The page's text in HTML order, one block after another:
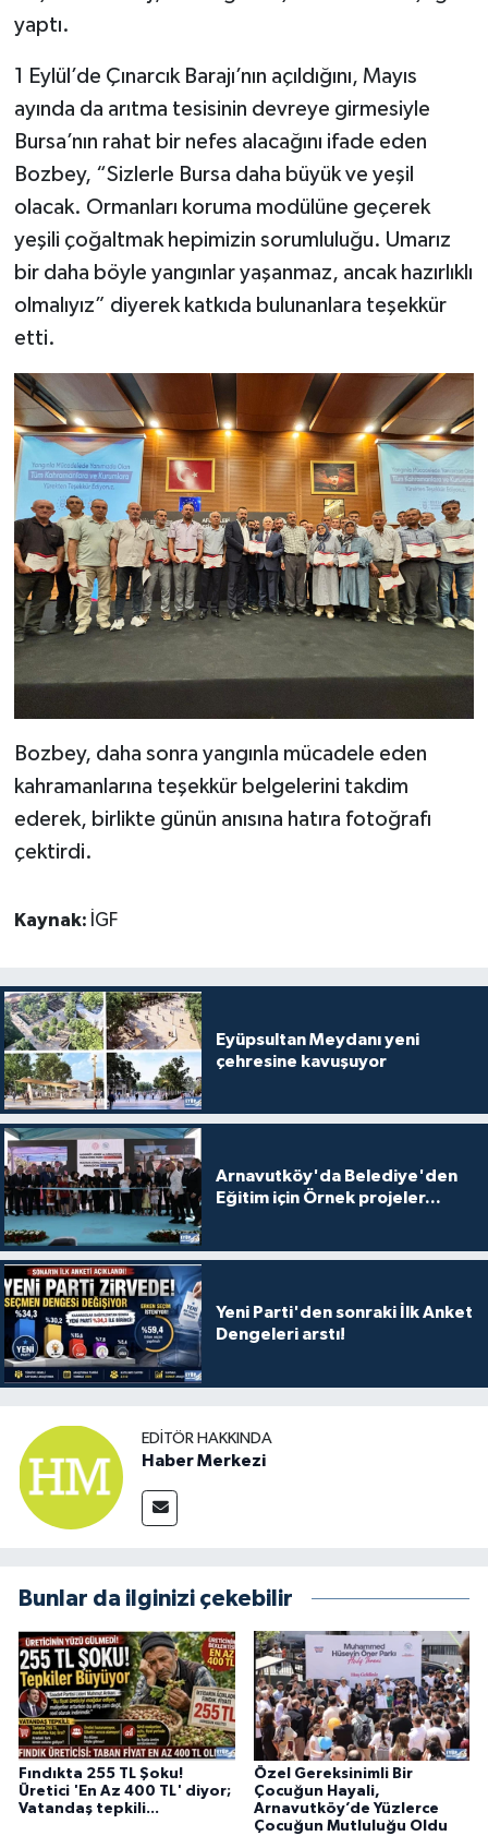
yaptı.
1 Eylül’de Çınarcık Barajı’nın açıldığını, Mayıs
ayında da arıtma tesisinin devreye girmesiyle
Bursa’nın rahat bir nefes alacağını ifade eden
Bozbey, “Sizlerle Bursa daha büyük ve yeşil
olacak. Ormanları koruma modülüne geçerek
yeşili çoğaltmak hepimizin sorumluluğu. Umarız
bir daha böyle yangınlar yaşanmaz, ancak hazırlıklı
olmalıyız” diyerek katkıda bulunanlara teşekkür
etti.
Bozbey, daha sonra yangınla mücadele eden
kahramanlarına teşekkür belgelerini takdim
ederek, birlikte günün anısına hatıra fotoğrafı
çektirdi.
Kaynak: İGF
Eyüpsultan Meydanı yeni
çehresine kavuşuyor
Arnavutköy'da Belediye'den
Eğitim için Örnek projeler...
Yeni Parti'den sonraki İlk Anket
Dengeleri arstı!
EDITÖR HAKKINDA
Haber Merkezi
Bunlar da ilginizi çekebilir
Fındıkta 255 TL Şoku!
Üretici 'En Az 400 TL' diyor;
Vatandaş tepkili...
Özel Gereksinimli Bir
Çocuğun Hayali,
Arnavutköy’de Yüzlerce
Çocuğun Mutluluğu Oldu